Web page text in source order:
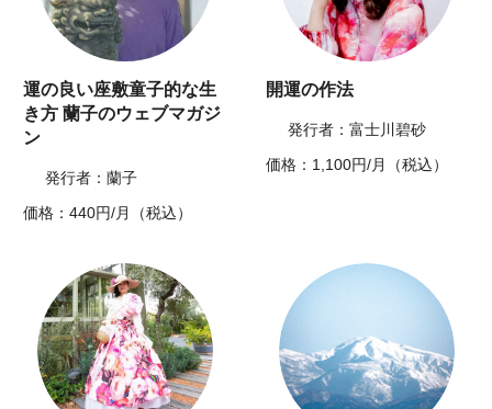
運の良い座敷童子的な生
き方 蘭子のウェブマガジ
ン
発行者：蘭子
価格：440円/月（税込）
開運の作法
発行者：富士川碧砂
価格：1,100円/月（税込）